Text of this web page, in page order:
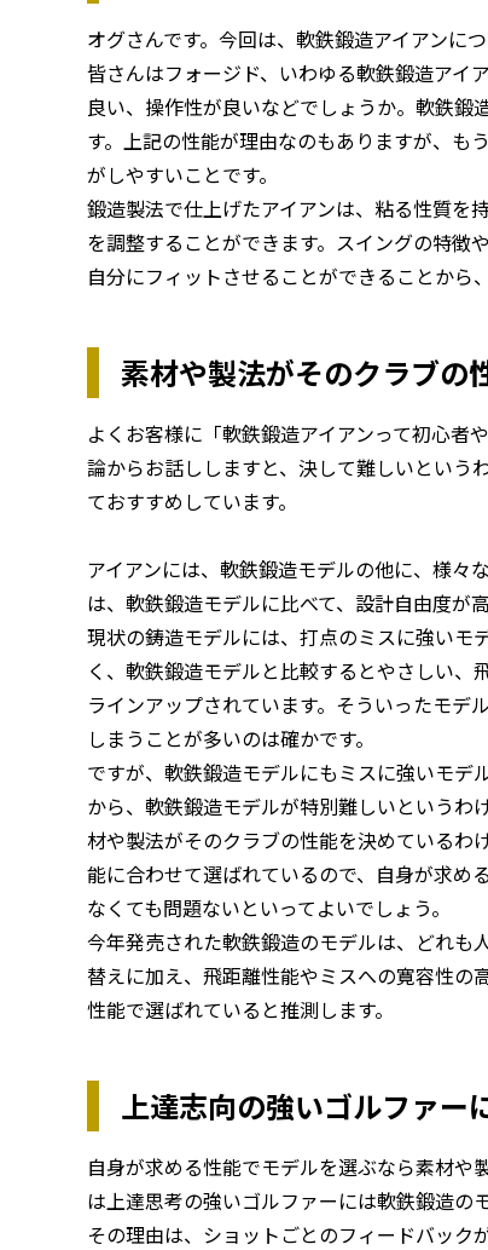
オグさんです。今回は、軟鉄鍛造アイアンにつ
皆さんはフォージド、いわゆる軟鉄鍛造アイ
良い、操作性が良いなどでしょうか。軟鉄鍛
す。上記の性能が理由なのもありますが、も
がしやすいことです。
鍛造製法で仕上げたアイアンは、粘る性質を
を調整することができます。スイングの特徴
自分にフィットさせることができることから
素材や製法がそのクラブの
よくお客様に「軟鉄鍛造アイアンって初心者
論からお話ししますと、決して難しいという
ておすすめしています。
アイアンには、軟鉄鍛造モデルの他に、様々
は、軟鉄鍛造モデルに比べて、設計自由度が
現状の鋳造モデルには、打点のミスに強いモ
く、軟鉄鍛造モデルと比較するとやさしい、
ラインアップされています。そういったモデ
しまうことが多いのは確かです。
ですが、軟鉄鍛造モデルにもミスに強いモデ
から、軟鉄鍛造モデルが特別難しいというわ
材や製法がそのクラブの性能を決めているわ
能に合わせて選ばれているので、自身が求め
なくても問題ないといってよいでしょう。
今年発売された軟鉄鍛造のモデルは、どれも
替えに加え、飛距離性能やミスへの寛容性の
性能で選ばれていると推測します。
上達志向の強いゴルファー
自身が求める性能でモデルを選ぶなら素材
は上達思考の強いゴルファーには軟鉄鍛造の
その理由は、ショットごとのフィードバック